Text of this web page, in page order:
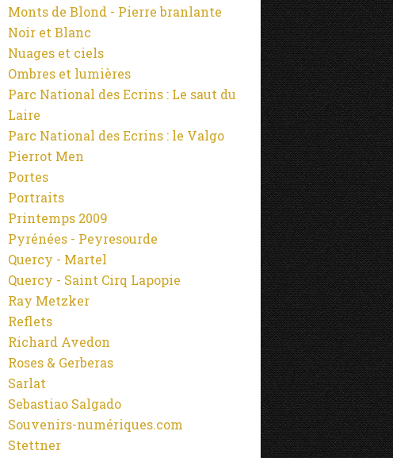
Monts de Blond - Pierre branlante
Noir et Blanc
Nuages et ciels
Ombres et lumières
Parc National des Ecrins : Le saut du
Laire
Parc National des Ecrins : le Valgo
Pierrot Men
Portes
Portraits
Printemps 2009
Pyrénées - Peyresourde
Quercy - Martel
Quercy - Saint Cirq Lapopie
Ray Metzker
Reflets
Richard Avedon
Roses & Gerberas
Sarlat
Sebastiao Salgado
Souvenirs-numériques.com
Stettner